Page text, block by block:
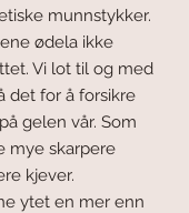
munnstykker.
ødela ikke
Vi lot til og med
det for å forsikre
gelen vår. Som
mye skarpere
kjever.
ytet en mer enn